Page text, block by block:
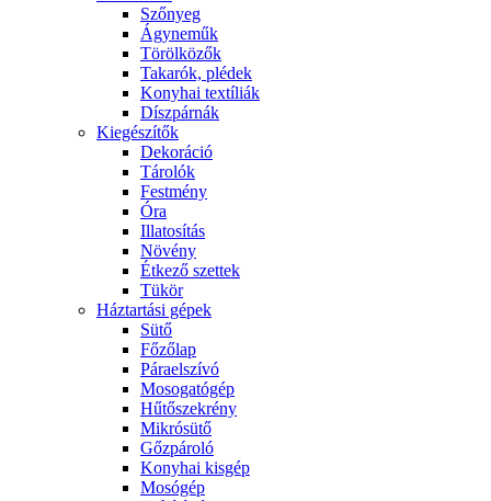
Szőnyeg
Ágyneműk
Törölközők
Takarók, plédek
Konyhai textíliák
Díszpárnák
Kiegészítők
Dekoráció
Tárolók
Festmény
Óra
Illatosítás
Növény
Étkező szettek
Tükör
Háztartási gépek
Sütő
Főzőlap
Páraelszívó
Mosogatógép
Hűtőszekrény
Mikrósütő
Gőzpároló
Konyhai kisgép
Mosógép